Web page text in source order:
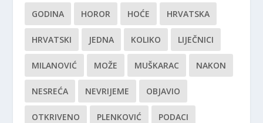
GODINA HOROR HOĆE HRVATSKA
HRVATSKI JEDNA KOLIKO LIJEČNICI
MILANOVIĆ MOŽE MUŠKARAC NAKON
NESREĆA NEVRIJEME OBJAVIO
OTKRIVENO PLENKOVIĆ PODACI